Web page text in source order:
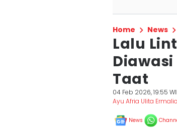
Home News
Lalu
Taat
04 Feb 2026, 19:55
Ayu Afria Ulita Ermalia
News